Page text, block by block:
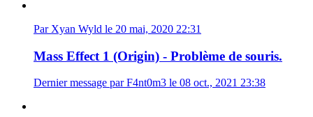
Par Xyan Wyld le 20 mai, 2020 22:31
Mass Effect 1 (Origin) - Problème de souris.
Dernier message par F4nt0m3 le 08 oct., 2021 23:38